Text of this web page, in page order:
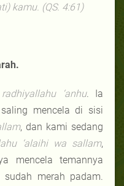
kamu. (QS. 4:61)
radhiyallahu ‘anhu. Ia
mencela di sisi
, dan kami sedang
‘alaihi wa sallam,
mencela temannya
merah padam.